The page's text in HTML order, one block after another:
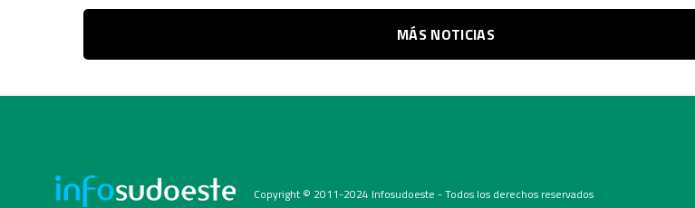
MÁS NOTICIAS
Copyright © 2011-2024 Infosudoeste - Todos los derechos reservados